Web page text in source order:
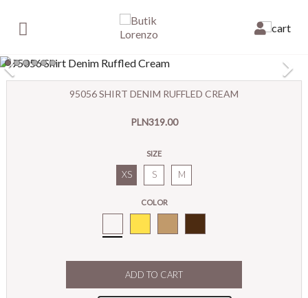

95056 SHIRT DENIM RUFFLED CREAM
PLN319.00
SIZE
XS S M
COLOR
ADD TO CART